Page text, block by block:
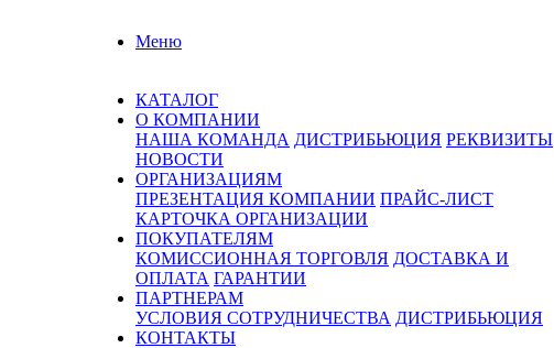
Меню
КАТАЛОГ
О КОМПАНИИ
НАША КОМАНДА ДИСТРИБЬЮЦИЯ РЕКВИЗИТЫ
НОВОСТИ
ОРГАНИЗАЦИЯМ
ПРЕЗЕНТАЦИЯ КОМПАНИИ ПРАЙС-ЛИСТ
КАРТОЧКА ОРГАНИЗАЦИИ
ПОКУПАТЕЛЯМ
КОМИССИОННАЯ ТОРГОВЛЯ ДОСТАВКА И
ОПЛАТА ГАРАНТИИ
ПАРТНЕРАМ
УСЛОВИЯ СОТРУДНИЧЕСТВА ДИСТРИБЬЮЦИЯ
КОНТАКТЫ